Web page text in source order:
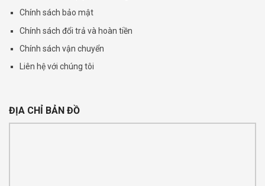
Chính sách bảo mật
Chính sách đổi trả và hoàn tiền
Chính sách vận chuyển
Liên hệ với chúng tôi
ĐỊA CHỈ BẢN ĐỒ